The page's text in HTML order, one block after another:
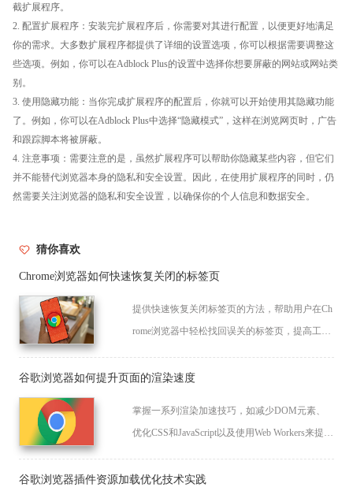
截扩展程序。
2. 配置扩展程序：安装完扩展程序后，你需要对其进行配置，以便更好地满足
你的需求。大多数扩展程序都提供了详细的设置选项，你可以根据需要调整这
些选项。例如，你可以在Adblock Plus的设置中选择你想要屏蔽的网站或网站类
别。
3. 使用隐藏功能：当你完成扩展程序的配置后，你就可以开始使用其隐藏功能
了。例如，你可以在Adblock Plus中选择“隐藏模式”，这样在浏览网页时，广告
和跟踪脚本将被屏蔽。
4. 注意事项：需要注意的是，虽然扩展程序可以帮助你隐藏某些内容，但它们
并不能替代浏览器本身的隐私和安全设置。因此，在使用扩展程序的同时，仍
然需要关注浏览器的隐私和安全设置，以确保你的个人信息和数据安全。
猜你喜欢
Chrome浏览器如何快速恢复关闭的标签页
提供快速恢复关闭标签页的方法，帮助用户在Ch
rome浏览器中轻松找回误关的标签页，提高工作
谷歌浏览器如何提升页面的渲染速度
掌握一系列渲染加速技巧，如减少DOM元素、
优化CSS和JavaScript以及使用Web Workers来提升
谷歌浏览器插件资源加载优化技术实践